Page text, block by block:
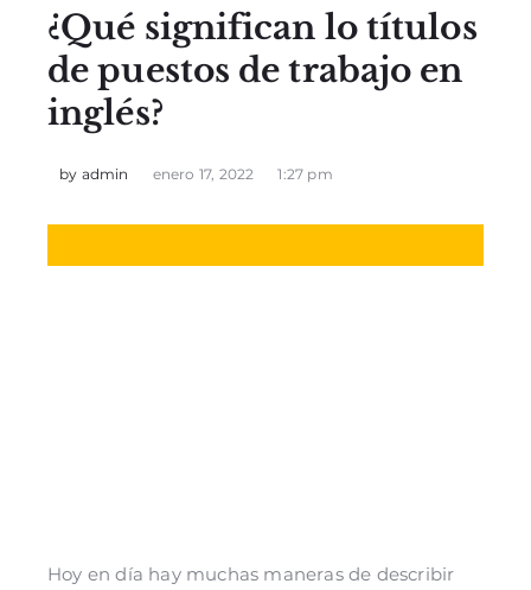
¿Qué significan lo títulos
de puestos de trabajo en
inglés?
by admin enero 17, 2022 1:27 pm
Hoy en día hay muchas maneras de describir